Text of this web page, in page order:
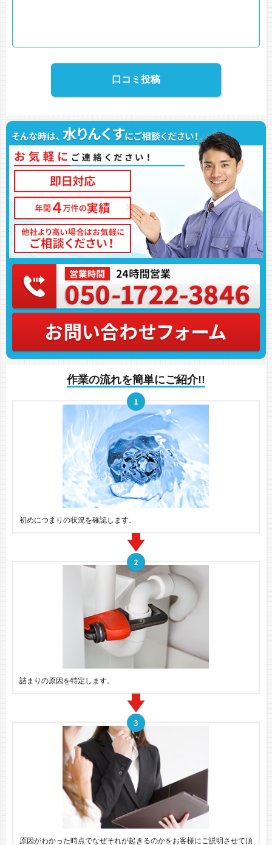
作業の流れを簡単にご紹介!!
初めにつまりの状況を確認します。
詰まりの原因を特定します。
原因がわかった時点でなぜそれが起きるのかをお客様にご説明させて頂